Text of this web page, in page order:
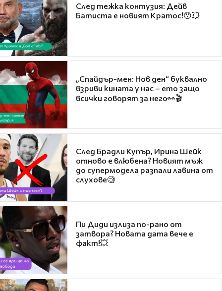
След тежка контузия: Дейв
Батиста е новият Кратос!😯💥
„Спайдър-мен: Нов ден“ буквално
взриви кината у нас – ето защо
всички говорят за него👀🎬
След Брадли Купър, Ирина Шейк
отново е влюбена? Новият мъж
до супермодела разпали лавина от
слухове🧐
Пи Диди излиза по-рано от
затвора? Новата дата вече е
факт!💥